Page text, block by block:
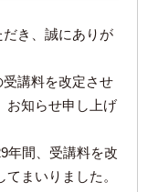
き、誠にありが
講料を改定させ
お知らせ申し上げ
年間、受講料を改
まいりました。